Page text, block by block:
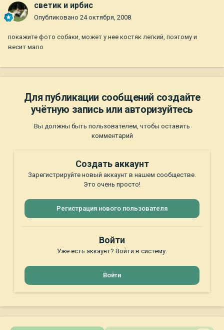
светик и ирбис
Опубликовано 24 октября, 2008
покажите фото собаки, может у нее костяк легкий, поэтому и
весит мало
Для публикации сообщений создайте
учётную запись или авторизуйтесь
Вы должны быть пользователем, чтобы оставить
комментарий
Создать аккаунт
Зарегистрируйте новый аккаунт в нашем сообществе.
Это очень просто!
Регистрация нового пользователя
Войти
Уже есть аккаунт? Войти в систему.
Войти